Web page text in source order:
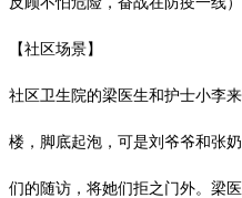
【社区场景】
社区卫生院的梁医生和护士小李
楼，脚底起泡，可是刘爷爷和张
们的随访，将她们拒之门外。梁